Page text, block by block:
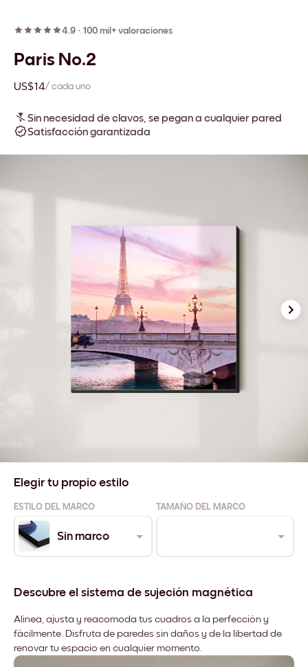
4.9 · 100 mil+ valoraciones
Paris No.2
US$14/ cada uno
Sin necesidad de clavos, se pegan a cualquier pared
Satisfacción garantizada
Elegir tu propio estilo
ESTILO DEL MARCO TAMAÑO DEL MARCO
Sin marco
Descubre el sistema de sujeción magnética
Alinea, ajusta y reacomoda tus cuadros a la perfección y
fácilmente. Disfruta de paredes sin daños y de la libertad de
renovar tu espacio en cualquier momento.